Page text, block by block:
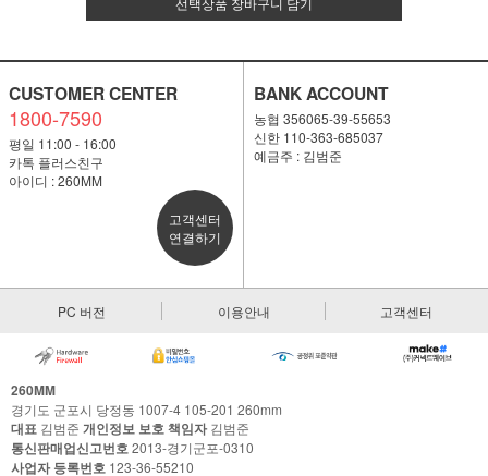
CUSTOMER CENTER
1800-7590
평일 11:00 - 16:00
카톡 플러스친구
아이디 : 260MM
고객센터
연결하기
BANK ACCOUNT
농협 356065-39-55653
신한 110-363-685037
예금주 : 김범준
PC 버전 이용안내 고객센터
260MM
경기도 군포시 당정동 1007-4 105-201 260mm
대표 김범준 개인정보 보호 책임자김범준
통신판매업신고번호2013-경기군포-0310
사업자 등록번호 123-36-55210